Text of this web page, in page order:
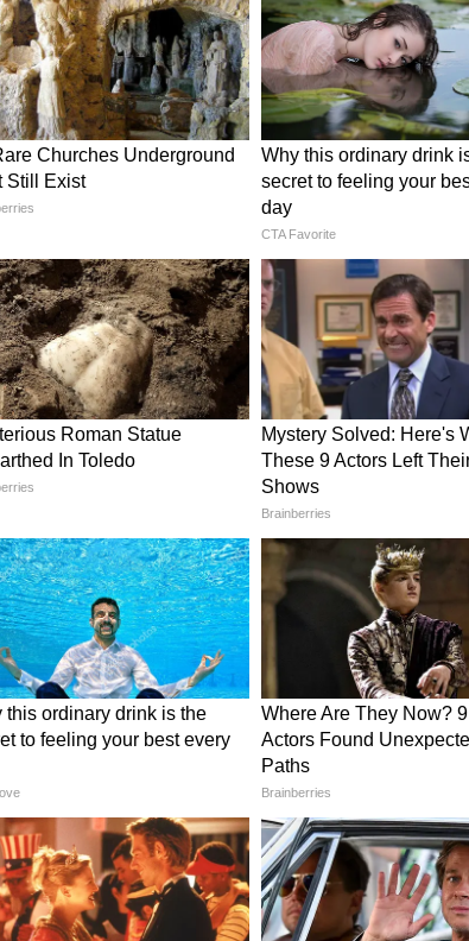
वेस्ट चीजों का ऐसे करें यूज
की बहुत तेज दोपहर वाली धूप पौधे को नुकसान पहुंचा
गर्म हो जाते हैं। ऐसे में दोपहर के समय हल्की शेड
है। इससे पौधे की पत्तियां जलने से बचती हैं और फूल
जिससे जड़ों तक हवा और पानी सही तरीके से नहीं पहुंच
हल्का ढीला करना चाहिए। इससे पौधे की जड़ों को
है। अगर पौधे की पत्तियां पीली दिखने लगें या ग्रोथ
पानी में मिलाकर देने से फायदा हो सकता है। वहीं
ऑयल स्प्रे भी काफी असरदार माना जाता है।